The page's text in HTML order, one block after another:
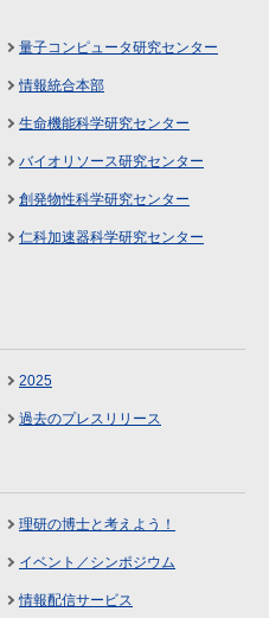
量子コンピュータ研究センター
情報統合本部
生命機能科学研究センター
バイオリソース研究センター
創発物性科学研究センター
仁科加速器科学研究センター
2025
過去のプレスリリース
理研の博士と考えよう！
イベント／シンポジウム
情報配信サービス